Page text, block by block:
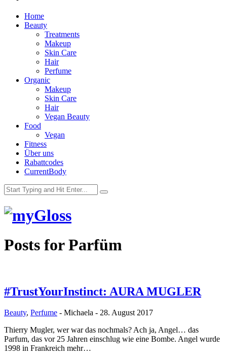
Home
Beauty
Treatments
Makeup
Skin Care
Hair
Perfume
Organic
Makeup
Skin Care
Hair
Vegan Beauty
Food
Vegan
Fitness
Über uns
Rabattcodes
CurrentBody
Posts forParfüm
#TrustYourInstinct: AURA MUGLER
Beauty, Perfume - Michaela - 28. August 2017
Thierry Mugler, wer war das nochmals? Ach ja, Angel… das
Parfum, das vor 25 Jahren einschlug wie eine Bombe. Angel wurde
1998 in Frankreich mehr…